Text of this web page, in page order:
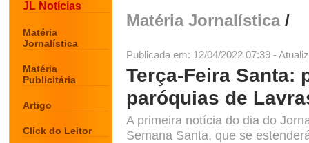
JL Notícias
Matéria
Jornalística
Matéria
Publicitária
Artigo
Click do Leitor
Matéria Jornalística/
Publicada em: 12/04/2022 07:39 -
Terça-Feira Santa:
paróquias de
A primeira notícia do dia do
Semana Santa, que se